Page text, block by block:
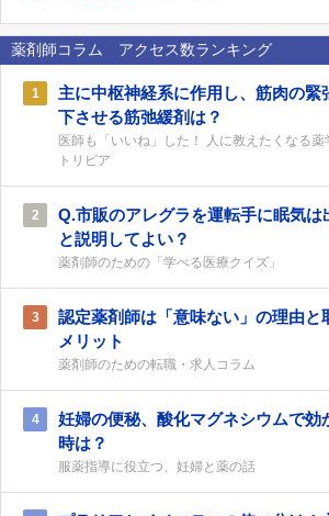
薬剤師コラム アクセス数ランキング
1
主に中枢神経系に作用し、筋肉の緊
下させる筋弛緩剤は？
医師も「いいね」した！ 人に教えたくなる薬
トリビア
2
Q.市販のアレグラを運転手に眠気は
と説明してよい？
薬剤師のための「学べる医療クイズ」
3
認定薬剤師は「意味ない」の理由と
メリット
薬剤師のための転職・求人コラム
4
妊婦の便秘、酸化マグネシウムで効
時は？
服薬指導に役立つ、妊婦と薬の話